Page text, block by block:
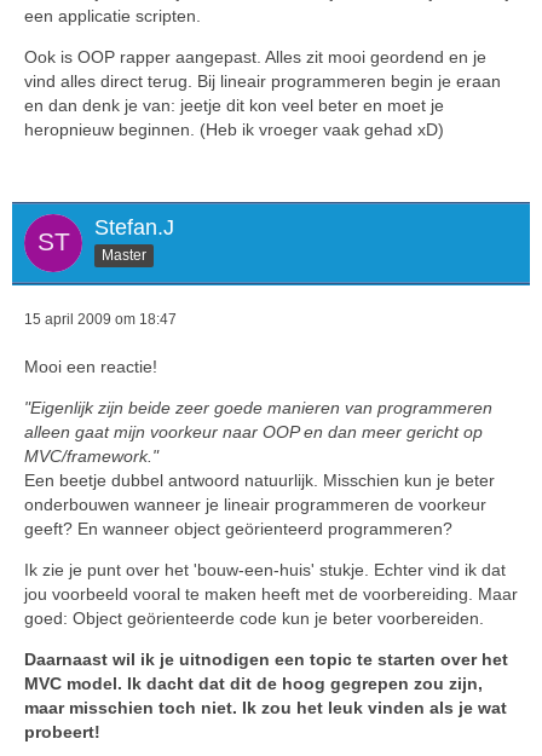
een applicatie scripten.
Ook is OOP rapper aangepast. Alles zit mooi geordend en je
vind alles direct terug. Bij lineair programmeren begin je eraan
en dan denk je van: jeetje dit kon veel beter en moet je
heropnieuw beginnen. (Heb ik vroeger vaak gehad xD)
Stefan.J
Master
15 april 2009 om 18:47
Mooi een reactie!
"Eigenlijk zijn beide zeer goede manieren van programmeren
alleen gaat mijn voorkeur naar OOP en dan meer gericht op
MVC/framework."
Een beetje dubbel antwoord natuurlijk. Misschien kun je beter
onderbouwen wanneer je lineair programmeren de voorkeur
geeft? En wanneer object geörienteerd programmeren?
Ik zie je punt over het 'bouw-een-huis' stukje. Echter vind ik dat
jou voorbeeld vooral te maken heeft met de voorbereiding. Maar
goed: Object geörienteerde code kun je beter voorbereiden.
Daarnaast wil ik je uitnodigen een topic te starten over het
MVC model. Ik dacht dat dit de hoog gegrepen zou zijn,
maar misschien toch niet. Ik zou het leuk vinden als je wat
probeert!